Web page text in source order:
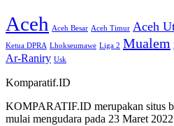
Aceh Aceh Besar Aceh Timur Aceh
Ketua DPRA Lhokseumawe Liga 2 Mualem
Ar-Raniry Usk
Komparatif.ID
KOMPARATIF.ID merupakan situs
mulai mengudara pada 23 Maret 2022